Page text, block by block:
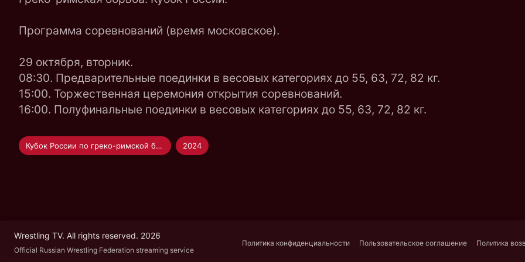
Программа соревнований (время московское).
29 октября, вторник.
08:30. Предварительные поединки в весовых категориях до 55, 63, 72, 82 кг.
15:00. Торжественная церемония открытия соревнований.
16:00. Полуфинальные поединки в весовых категориях до 55, 63, 72, 82 кг.
Кубок России по греко-римской борьбе 2024
Wrestling TV. All rights reserved. 2026
Official Russian Wrestling Federation streaming service
Политика конфиденциальности Пользовательское соглашение Политика